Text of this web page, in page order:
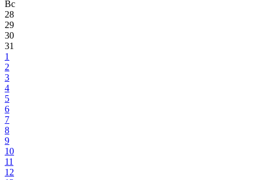
Вс
28
29
30
31
1
2
3
4
5
6
7
8
9
10
11
12